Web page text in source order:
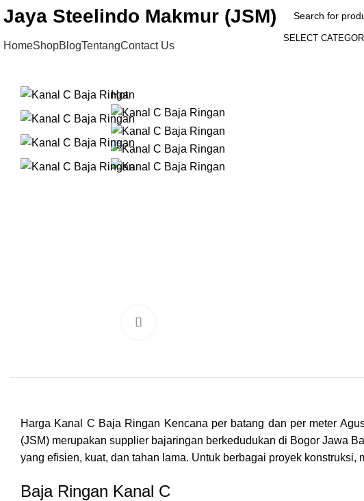
Jaya Steelindo Makmur (JSM)
SELECT
HomeShopBlogTentangContact Us
Hot
Harga Kanal C Baja Ringan Kencana per batang dan per meter
(JSM) merupakan supplier bajaringan berkedudukan di Bogor Jawa
yang efisien, kuat, dan tahan lama. Untuk berbagai proyek
Baja Ringan Kanal C